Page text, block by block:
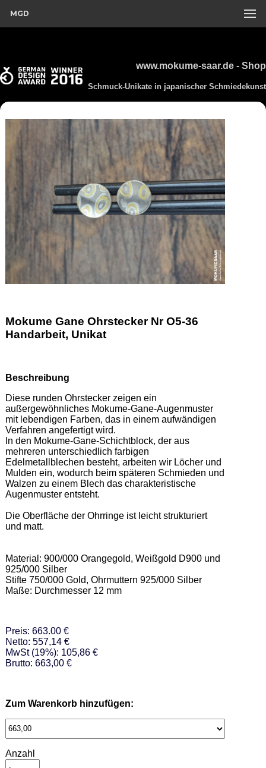
MGD
www.mokume-saar.de - Shop
Schmuck-Unikate in japanischer Schmiedekunst
Mokume Gane Ohrstecker Nr O5-36
Handarbeit, Unikat
Beschreibung
Diese runden Ohrstecker zeigen ein
außergewöhnliches Mokume-Gane-Augenmuster
mit lebendigen Farben, das in einem aufwändigen
Verfahren angefertigt wird.
In den Mokume-Gane-Schichtblock, der aus
mehreren unterschiedlich farbigen
Edelmetallblechen besteht, arbeiten wir Löcher und
Mulden ein, wodurch beim späteren Schmieden und
Walzen zu einem Blech das charakteristische
Augenmuster entsteht.
Die Oberfläche der Ohrringe ist leicht strukturiert
und matt.
Material: 900/000 Orangegold, Weißgold D900 und
925/000 Silber
Stifte 750/000 Gold, Ohrmuttern 925/000 Silber
Maße: Durchmesser 12 mm
Preis: 663.00 €
Netto: 557,14 €
MwSt (19%): 105,86 €
Brutto: 663,00 €
Zum Warenkorb hinzufügen:
Anzahl